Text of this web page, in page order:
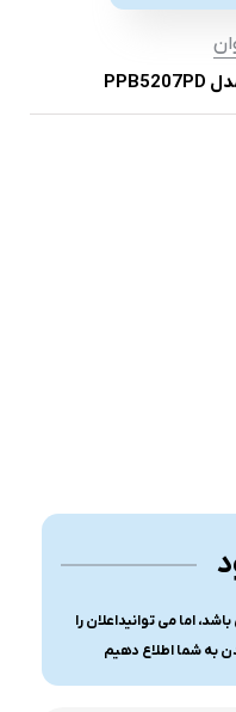
اما می توانیداعلان را
به شما اطلاع دهیم